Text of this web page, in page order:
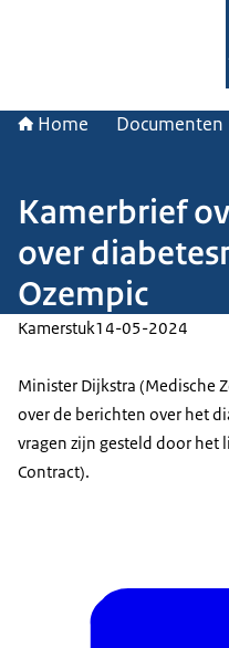
Home Documenten
Kamerbrief
over
Ozempic
Kamerstuk14-05-2024
Minister Dijkstra (Medische
over de berichten over het
vragen zijn gesteld door het
Contract).